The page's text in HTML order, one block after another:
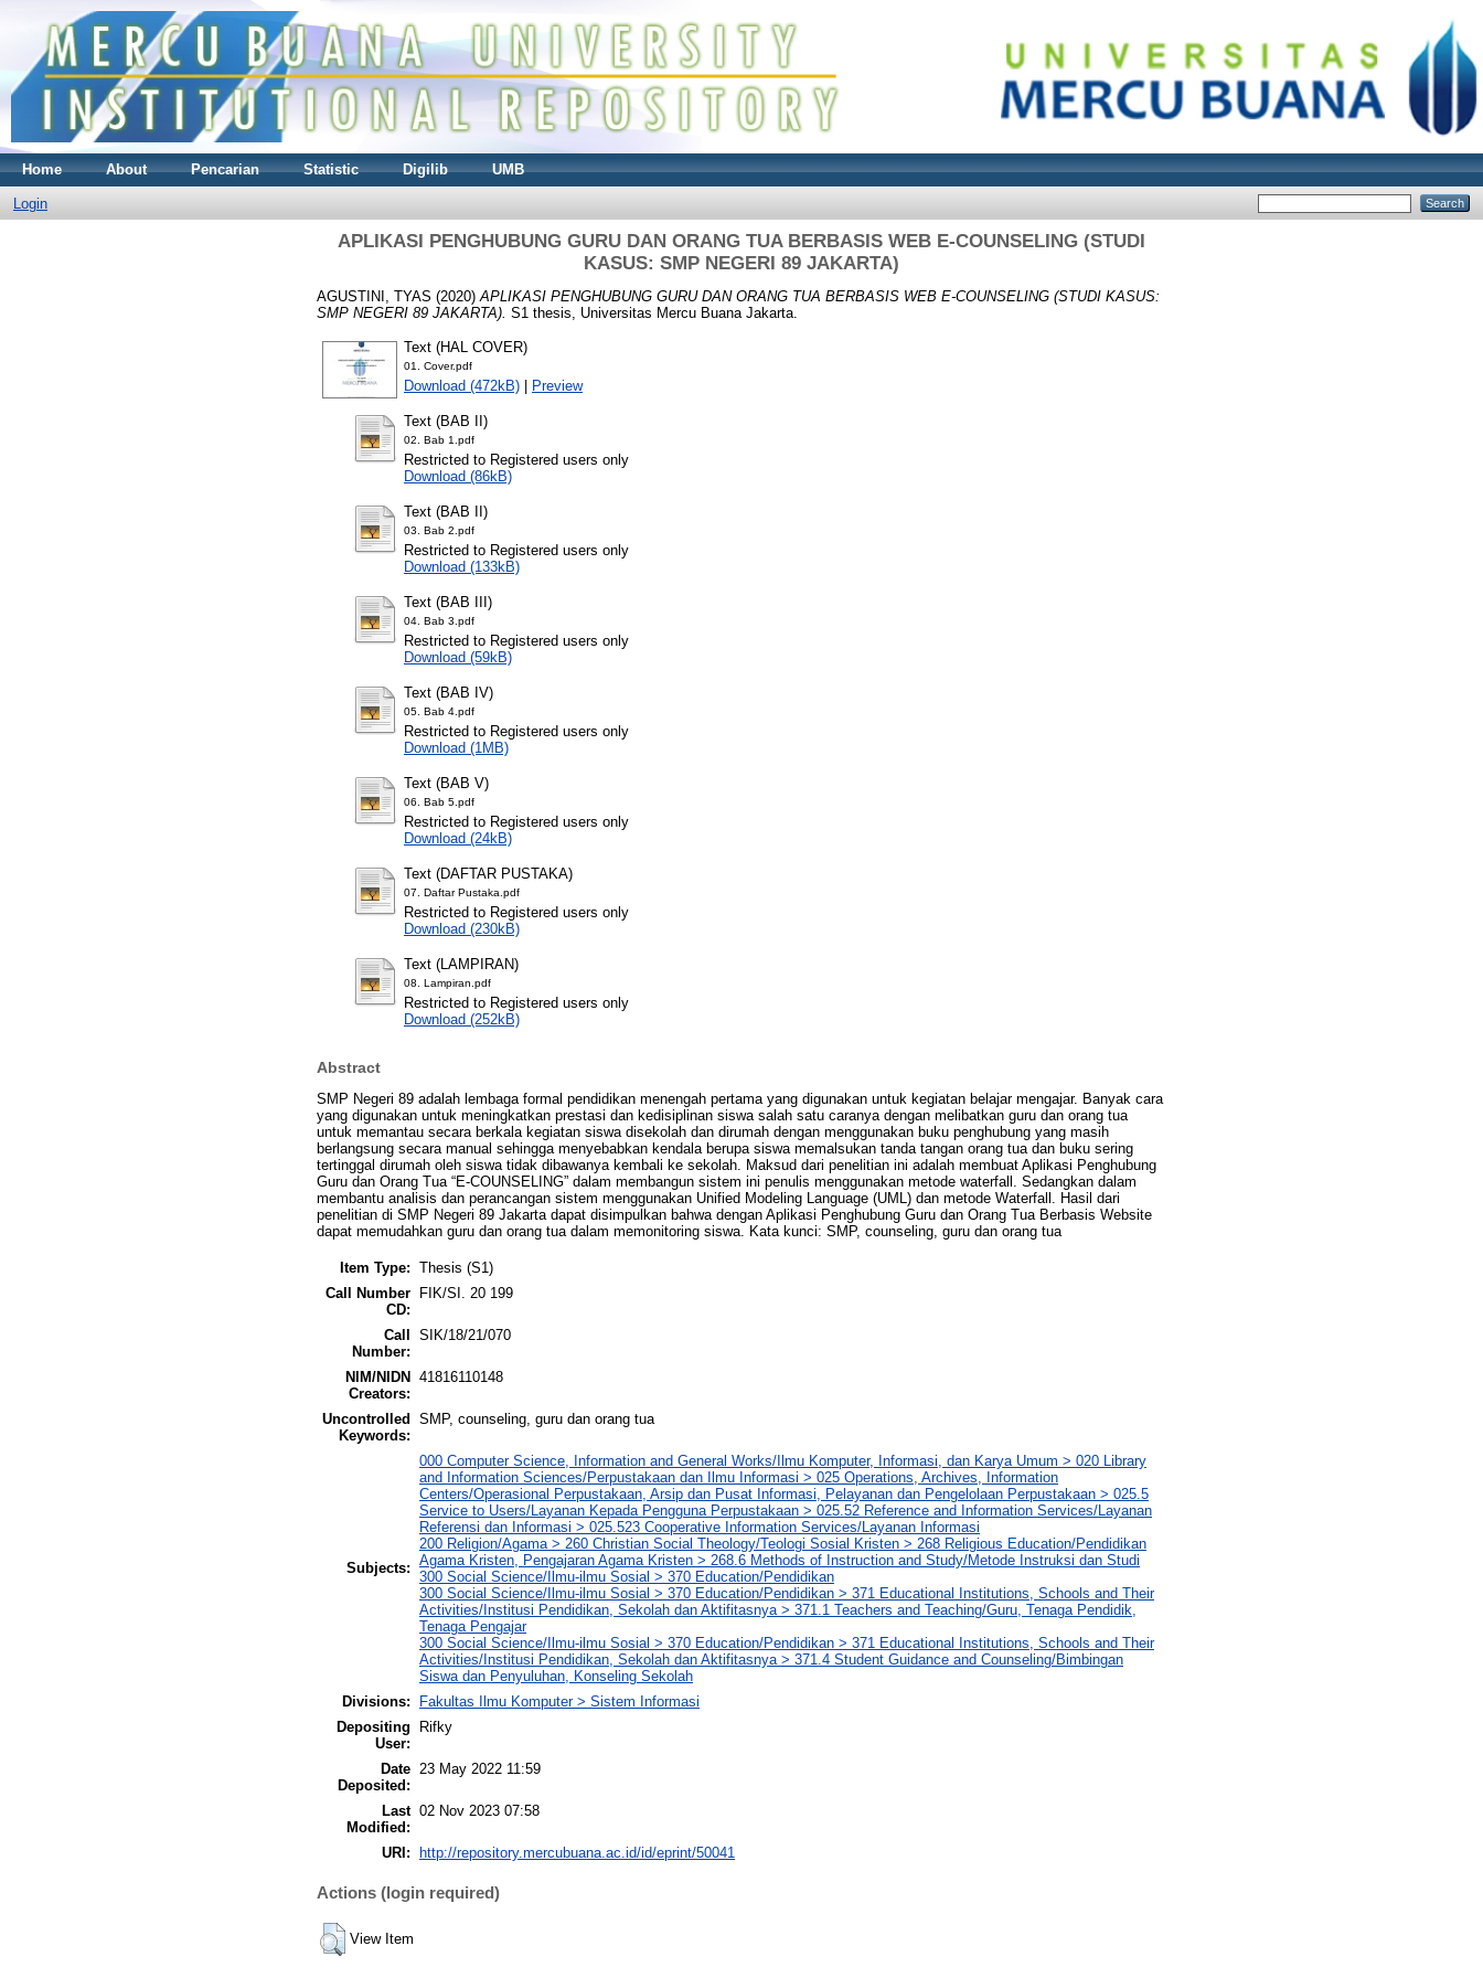
Home About Pencarian Statistic Digilib UMB
Login
APLIKASI PENGHUBUNG GURU DAN ORANG TUA BERBASIS WEB E-COUNSELING (STUDI
KASUS: SMP NEGERI 89 JAKARTA)
AGUSTINI, TYAS (2020)APLIKASI PENGHUBUNG GURU DAN ORANG TUA BERBASIS WEB E-COUNSELING (STUDI KASUS:
SMP NEGERI 89 JAKARTA). S1 thesis, Universitas Mercu Buana Jakarta.
Text (HAL COVER)
01. Cover.pdf
Download (472kB) Preview
Text (BAB II)
02. Bab 1.pdf
Restricted to Registered users only
Download (86kB)
Text (BAB II)
03. Bab 2.pdf
Restricted to Registered users only
Download (133kB)
Text (BAB III)
04. Bab 3.pdf
Restricted to Registered users only
Download (59kB)
Text (BAB IV)
05. Bab 4.pdf
Restricted to Registered users only
Download (1MB)
Text (BAB V)
06. Bab 5.pdf
Restricted to Registered users only
Download (24kB)
Text (DAFTAR PUSTAKA)
07. Daftar Pustaka.pdf
Restricted to Registered users only
Download (230kB)
Text (LAMPIRAN)
08. Lampiran.pdf
Restricted to Registered users only
Download (252kB)
Abstract
SMP Negeri 89 adalah lembaga formal pendidikan menengah pertama yang digunakan untuk kegiatan belajar mengajar. Banyak cara
yang digunakan untuk meningkatkan prestasi dan kedisiplinan siswa salah satu caranya dengan melibatkan guru dan orang tua
untuk memantau secara berkala kegiatan siswa disekolah dan dirumah dengan menggunakan buku penghubung yang masih
berlangsung secara manual sehingga menyebabkan kendala berupa siswa memalsukan tanda tangan orang tua dan buku sering
tertinggal dirumah oleh siswa tidak dibawanya kembali ke sekolah. Maksud dari penelitian ini adalah membuat Aplikasi Penghubung
Guru dan Orang Tua “E-COUNSELING” dalam membangun sistem ini penulis menggunakan metode waterfall. Sedangkan dalam
membantu analisis dan perancangan sistem menggunakan Unified Modeling Language (UML) dan metode Waterfall. Hasil dari
penelitian di SMP Negeri 89 Jakarta dapat disimpulkan bahwa dengan Aplikasi Penghubung Guru dan Orang Tua Berbasis Website
dapat memudahkan guru dan orang tua dalam memonitoring siswa. Kata kunci: SMP, counseling, guru dan orang tua
Item Type: Thesis (S1)
Call Number
CD:
FIK/SI. 20 199
Call
Number:
SIK/18/21/070
NIM/NIDN
Creators:
41816110148
Uncontrolled
Keywords:
SMP, counseling, guru dan orang tua
Subjects:
000 Computer Science, Information and General Works/Ilmu Komputer, Informasi, dan Karya Umum > 020 Library
and Information Sciences/Perpustakaan dan Ilmu Informasi > 025 Operations, Archives, Information
Centers/Operasional Perpustakaan, Arsip dan Pusat Informasi, Pelayanan dan Pengelolaan Perpustakaan > 025.5
Service to Users/Layanan Kepada Pengguna Perpustakaan > 025.52 Reference and Information Services/Layanan
Referensi dan Informasi > 025.523 Cooperative Information Services/Layanan Informasi
200 Religion/Agama > 260 Christian Social Theology/Teologi Sosial Kristen > 268 Religious Education/Pendidikan
Agama Kristen, Pengajaran Agama Kristen > 268.6 Methods of Instruction and Study/Metode Instruksi dan Studi
300 Social Science/Ilmu-ilmu Sosial > 370 Education/Pendidikan
300 Social Science/Ilmu-ilmu Sosial > 370 Education/Pendidikan > 371 Educational Institutions, Schools and Their
Activities/Institusi Pendidikan, Sekolah dan Aktifitasnya > 371.1 Teachers and Teaching/Guru, Tenaga Pendidik,
Tenaga Pengajar
300 Social Science/Ilmu-ilmu Sosial > 370 Education/Pendidikan > 371 Educational Institutions, Schools and Their
Activities/Institusi Pendidikan, Sekolah dan Aktifitasnya > 371.4 Student Guidance and Counseling/Bimbingan
Siswa dan Penyuluhan, Konseling Sekolah
Divisions:
Fakultas Ilmu Komputer > Sistem Informasi
Depositing
User:
Rifky
Date
Deposited:
23 May 2022 11:59
Last
Modified:
02 Nov 2023 07:58
URI: http://repository.mercubuana.ac.id/id/eprint/50041
Actions (login required)
View Item